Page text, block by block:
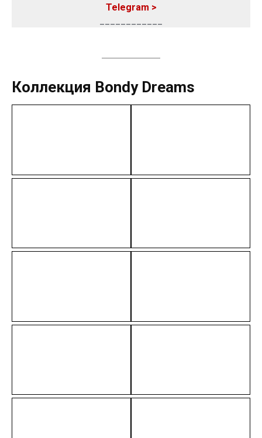
Telegram >
Коллекция Bondy Dreams